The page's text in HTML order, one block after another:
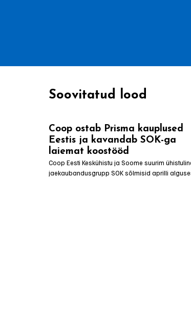
Soovitatud lood
Coop ostab Prisma kauplused
Eestis ja kavandab SOK-ga
laiemat koostööd
Coop Eesti Keskühistu ja Soome suurim
jaekaubandusgrupp SOK sõlmisid aprilli